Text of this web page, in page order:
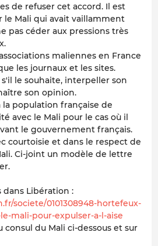
de refuser cet accord. Il est
Mali qui avait vaillamment
pas céder aux pressions très
maliennes en France
les journaux et les sites.
le souhaite, interpeller son
son opinion.
population française de
avec le Mali pour le cas où il
le gouvernement français.
courtoisie et dans le respect de
Ci-joint un modèle de lettre
dans Libération :
societe/0101308948-hortefeux-
mali-pour-expulser-a-l-aise
consul du Mali ci-dessous et sur